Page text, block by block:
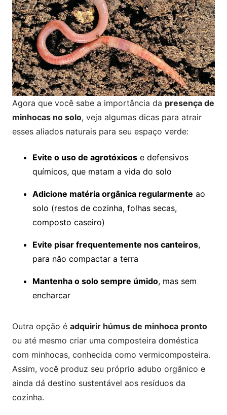
Agora que você sabe a importância da presença de
minhocas no solo, veja algumas dicas para atrair
esses aliados naturais para seu espaço verde:
Evite o uso de agrotóxicos e defensivos
químicos, que matam a vida do solo
Adicione matéria orgânica regularmente ao
solo (restos de cozinha, folhas secas,
composto caseiro)
Evite pisar frequentemente nos canteiros,
para não compactar a terra
Mantenha o solo sempre úmido, mas sem
encharcar
Outra opção é adquirir húmus de minhoca pronto
ou até mesmo criar uma composteira doméstica
com minhocas, conhecida como vermicomposteira.
Assim, você produz seu próprio adubo orgânico e
ainda dá destino sustentável aos resíduos da
cozinha.